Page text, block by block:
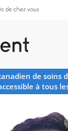
de soins
à tous